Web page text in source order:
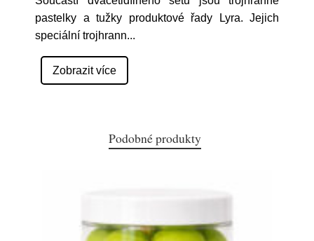
pastelky a tužky produktové řady Lyra. Jejich
speciální trojhrann...
Zobrazit více
Podobné produkty